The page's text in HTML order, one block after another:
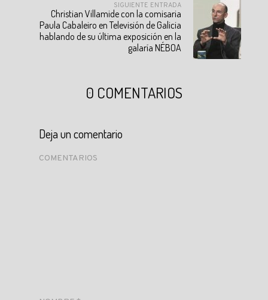
SIGUIENTE ENTRADA
Christian Villamide con la comisaria
Paula Cabaleiro en Televisión de Galicia
hablando de su última exposición en la
galaría NÉBOA
0 COMENTARIOS
Deja un comentario
COMENTARIOS